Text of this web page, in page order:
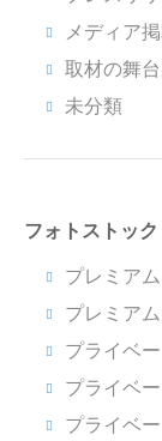
メディア
取材の舞
未分類
フォトストック
プレミア
プレミア
プライベ
プライベ
プライベ